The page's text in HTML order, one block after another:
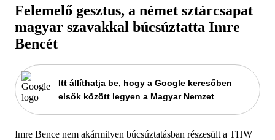
Felemelő gesztus, a német sztárcsapat
magyar szavakkal búcsúztatta Imre
Bencét
Itt állíthatja be, hogy a Google keresőben
elsők között legyen a Magyar Nemzet
Imre Bence nem akármilyen búcsúztatásban részesült a THW